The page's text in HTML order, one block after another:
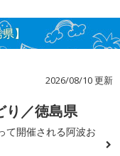
】
2026/08/10 更新
り／徳島県
て開催される阿波お